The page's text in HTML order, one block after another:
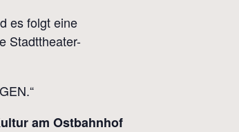
es folgt eine
Stadttheater-
am Ostbahnhof